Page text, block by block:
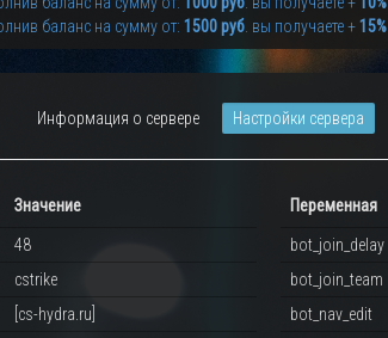
баланс на сумму от: 1500 руб . вы получаете +15%
Информация о сервере Настройки сервера
Значение
48
cstrike
[cs-hydra.ru]
Переменная
bot_join_delay
bot_join_team
bot_nav_edit